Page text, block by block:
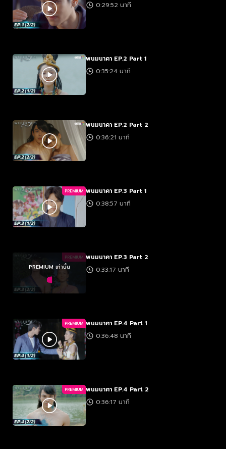
0:29:52 นาที
พนมนาคา EP.2 Part 1
0:35:24 นาที
พนมนาคา EP.2 Part 2
0:36:21 นาที
PREMIUM พนมนาคา EP.3 Part 1
0:38:57 นาที
PREMIUM
PREMIUM เท่านั้น
พนมนาคา EP.3 Part 2
0:33:17 นาที
PREMIUM พนมนาคา EP.4 Part 1
0:36:48 นาที
PREMIUM พนมนาคา EP.4 Part 2
0:36:17 นาที